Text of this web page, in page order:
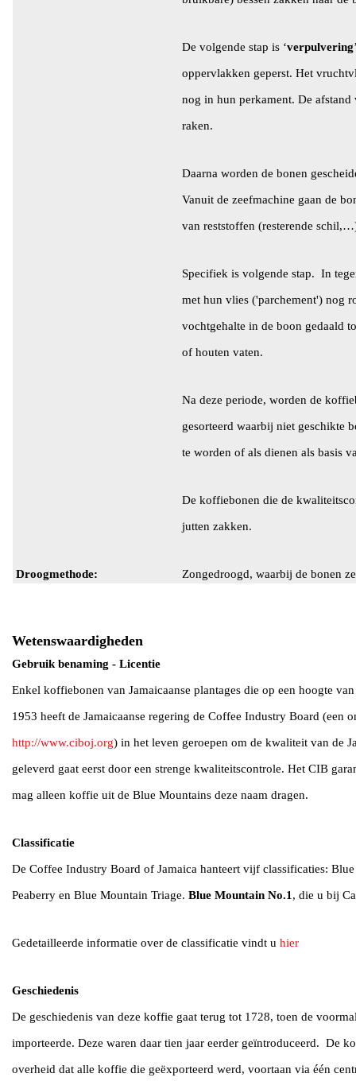
De volgende stap is ‘verpulvering
oppervlakken geperst. Het
nog in hun perkament. De afstand
raken.
Daarna worden de bonen
Vanuit de zeefmachine gaan de
van reststoffen (resterende
Specifiek is volgende stap. In
met hun vlies ('parchement') nog
vochtgehalte in de boon gedaald
of houten vaten.
Na deze periode, worden de
gesorteerd waarbij niet geschikte
te worden of als dienen als basis
De koffiebonen die de
jutten zakken.
Droogmethode: Zongedroogd, waarbij de bonen
Wetenswaardigheden
Gebruik benaming - Licentie
Enkel koffiebonen van Jamaicaanse plantages die op een hoogte
1953 heeft de Jamaicaanse regering de Coffee Industry Board
http://www.ciboj.org) in het leven geroepen om de kwaliteit van de
geleverd gaat eerst door een strenge kwaliteitscontrole. Het CIB
mag alleen koffie uit de Blue Mountains deze naam dragen.
Classificatie
De Coffee Industry Board of Jamaica hanteert vijf classificaties:
Peaberry en Blue Mountain Triage. Blue Mountain No.1 , die u bij
Gedetailleerde informatie over de classificatie vindt u hier
Geschiedenis
De geschiedenis van deze koffie gaat terug tot 1728, toen de
importeerde. Deze waren daar tien jaar eerder geïntroduceerd. De
overheid dat alle koffie die geëxporteerd werd, voortaan via één